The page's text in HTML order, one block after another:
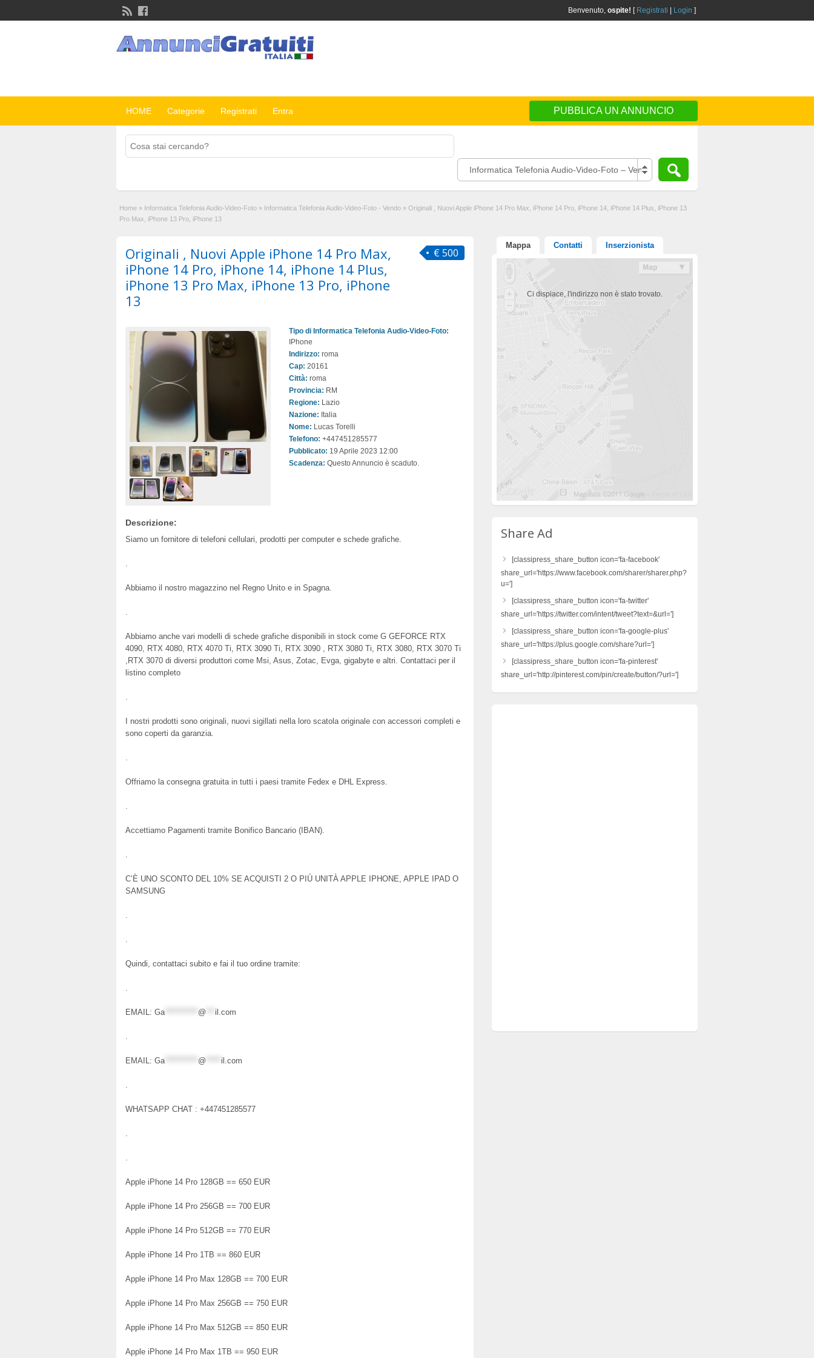
Benvenuto, ospite! [ Registrati Login ]
HOME Categorie Registrati Entra PUBBLICA UN ANNUNCIO
Informatica Telefonia Audio-Video-Foto – Vendo
Home » Informatica Telefonia Audio-Video-Foto » Informatica Telefonia Audio-Video-Foto - Vendo » Originali , Nuovi Apple iPhone 14 Pro Max, iPhone 14 Pro, iPhone 14, iPhone 14 Plus, iPhone 13
Pro Max, iPhone 13 Pro, iPhone 13
€ 500
Originali , Nuovi Apple iPhone 14 Pro Max,
iPhone 14 Pro, iPhone 14, iPhone 14 Plus,
iPhone 13 Pro Max, iPhone 13 Pro, iPhone
13
Tipo di Informatica Telefonia Audio-Video-Foto:
IPhone
Indirizzo: roma
Cap: 20161
Città: roma
Provincia: RM
Regione: Lazio
Nazione: Italia
Nome: Lucas Torelli
Telefono: +447451285577
Pubblicato: 19 Aprile 2023 12:00
Scadenza: Questo Annuncio è scaduto.
Descrizione:
Siamo un fornitore di telefoni cellulari, prodotti per computer e schede grafiche.
Abbiamo il nostro magazzino nel Regno Unito e in Spagna.
Abbiamo anche vari modelli di schede grafiche disponibili in stock come G GEFORCE RTX
4090, RTX 4080, RTX 4070 Ti, RTX 3090 Ti, RTX 3090 , RTX 3080 Ti, RTX 3080, RTX 3070 Ti
,RTX 3070 di diversi produttori come Msi, Asus, Zotac, Evga, gigabyte e altri. Contattaci per il
listino completo
I nostri prodotti sono originali, nuovi sigillati nella loro scatola originale con accessori completi e
sono coperti da garanzia.
Offriamo la consegna gratuita in tutti i paesi tramite Fedex e DHL Express.
Accettiamo Pagamenti tramite Bonifico Bancario (IBAN).
C’È UNO SCONTO DEL 10% SE ACQUISTI 2 O PIÙ UNITÀ APPLE IPHONE, APPLE IPAD O
SAMSUNG
Quindi, contattaci subito e fai il tuo ordine tramite:
EMAIL: Ga @ il.com
EMAIL: Ga @ il.com
WHATSAPP CHAT : +447451285577
Apple iPhone 14 Pro 128GB == 650 EUR
Apple iPhone 14 Pro 256GB == 700 EUR
Apple iPhone 14 Pro 512GB == 770 EUR
Apple iPhone 14 Pro 1TB == 860 EUR
Apple iPhone 14 Pro Max 128GB == 700 EUR
Apple iPhone 14 Pro Max 256GB == 750 EUR
Apple iPhone 14 Pro Max 512GB == 850 EUR
Apple iPhone 14 Pro Max 1TB == 950 EUR
Mappa Contatti Inserzionista
Ci dispiace, l'indirizzo non è stato trovato.
Share Ad
[classipress_share_button icon='fa-facebook'
share_url='https://www.facebook.com/sharer/sharer.php?
u=']
[classipress_share_button icon='fa-twitter'
share_url='https://twitter.com/intent/tweet?text=&url=']
[classipress_share_button icon='fa-google-plus'
share_url='https://plus.google.com/share?url=']
[classipress_share_button icon='fa-pinterest'
share_url='http://pinterest.com/pin/create/button/?url=']